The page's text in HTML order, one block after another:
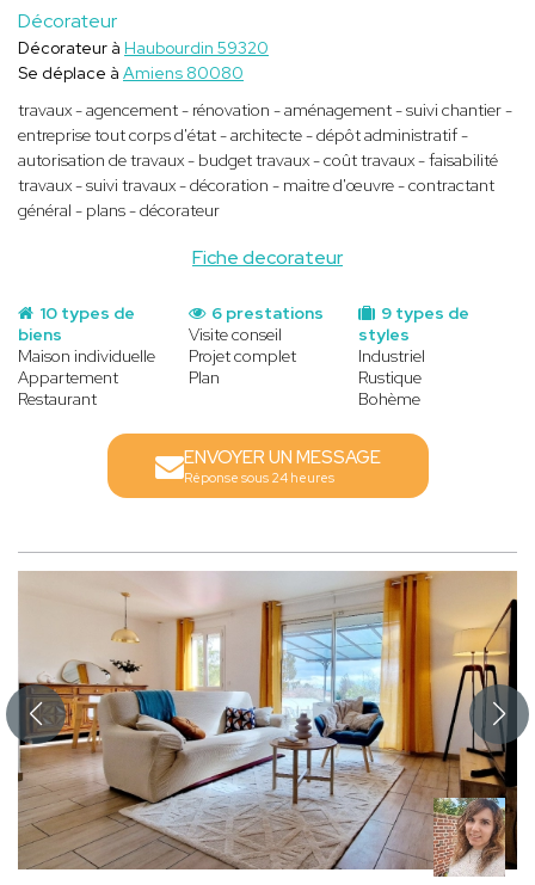
Décorateur
Fiche decorateur
Décorateur à Haubourdin 59320
Se déplace à Amiens 80080
travaux - agencement - rénovation - aménagement - suivi chantier -
entreprise tout corps d'état - architecte - dépôt administratif -
autorisation de travaux - budget travaux - coût travaux - faisabilité
travaux - suivi travaux - décoration - maitre d'œuvre - contractant
général - plans - décorateur
10 types de
biens
Maison individuelle
Appartement
Restaurant
9 types de
styles
Industriel
Rustique
Bohème
6 prestations
Visite conseil
Projet complet
Plan
ENVOYER UN MESSAGE
Réponse sous 24 heures